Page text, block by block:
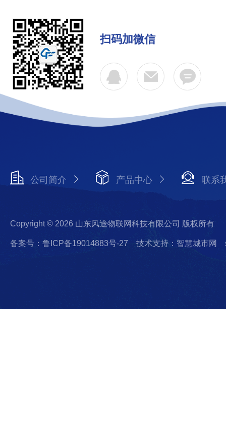
扫码加微信
公司简介 产品中心 联系
Copyright © 2026 山东风途物联网科技有限公司 版权所有
备案号：鲁ICP备19014883号-27 技术支持：智慧城市网